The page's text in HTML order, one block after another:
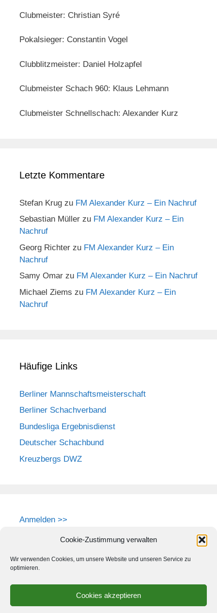
Cookie-Zustimmung verwalten
Wir verwenden Cookies, um unsere Website und unseren Service zu
optimieren.
Cookies akzeptieren
Clubmeister: Christian Syré
Pokalsieger: Constantin Vogel
Clubblitzmeister: Daniel Holzapfel
Clubmeister Schach 960: Klaus Lehmann
Clubmeister Schnellschach: Alexander Kurz
Letzte Kommentare
Stefan Krug zu FM Alexander Kurz – Ein Nachruf
Sebastian Müller zu FM Alexander Kurz – Ein
Nachruf
Georg Richter zu FM Alexander Kurz – Ein
Nachruf
Samy Omar zu FM Alexander Kurz – Ein Nachruf
Michael Ziems zu FM Alexander Kurz – Ein
Nachruf
Häufige Links
Berliner Mannschaftsmeisterschaft
Berliner Schachverband
Bundesliga Ergebnisdienst
Deutscher Schachbund
Kreuzbergs DWZ
Anmelden >>